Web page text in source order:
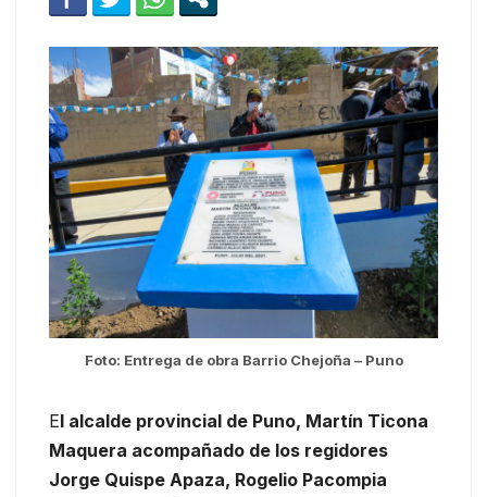
Foto: Entrega de obra Barrio Chejoña – Puno
El alcalde provincial de Puno, Martín Ticona
Maquera acompañado de los regidores
Jorge Quispe Apaza, Rogelio Pacompia